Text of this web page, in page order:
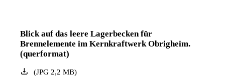
Blick auf das leere Lagerbecken für
Brennelemente im Kernkraftwerk Obrigheim.
(querformat)
(JPG2,2 MB)